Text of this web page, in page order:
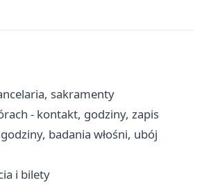
sakramenty
- kontakt, godziny, zapis
badania włośni, ubój
i bilety